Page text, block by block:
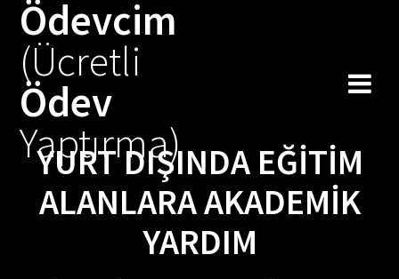
Ödevcim
(Ücretli
Ödev
Yaptırma)
YURT DIŞINDA EĞITIM
ALANLARA AKADEMIK
YARDIM